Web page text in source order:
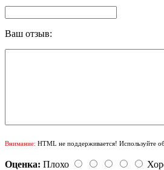
Ваш отзыв:
Внимание: HTML не поддерживается! Используйте
Оценка: Плохо